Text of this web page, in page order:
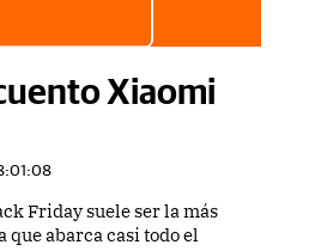
Xiaomi
Friday suele ser la más
abarca casi todo el